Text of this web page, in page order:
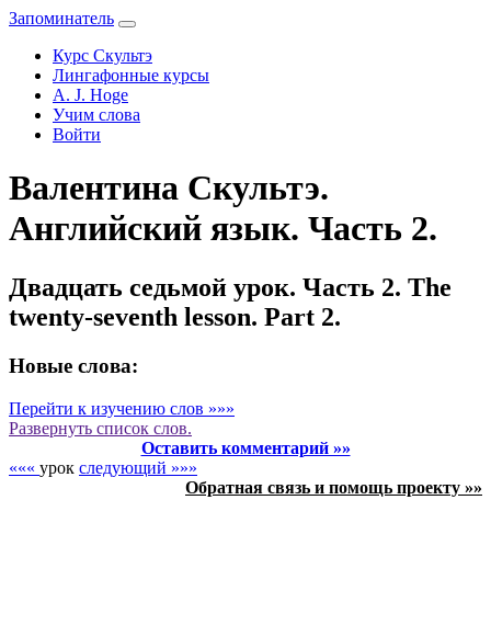
Запоминатель
Курс Скультэ
Лингафонные курсы
A. J. Hoge
Учим слова
Войти
Валентина Скультэ.
Английский язык. Часть 2.
Двадцать седьмой урок. Часть 2. The
twenty-seventh lesson. Part 2.
Новые слова:
Перейти к изучению слов »»»
Развернуть список слов.
Оставить комментарий »»
««« урок следующий »»»
Обратная связь и помощь проекту »»